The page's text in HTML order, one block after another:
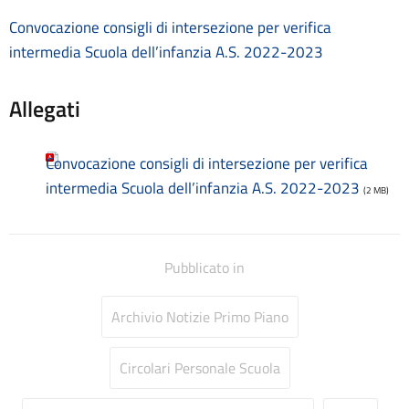
Contatti
Contrattazione collettiva
Cookie Policy (UE)
Corsi
Dirigente Scolastico
Dirigenza
Incarichi conferiti e autorizzati ai dipendenti
Convocazione consigli di intersezione per verifica
intermedia Scuola dell’infanzia A.S. 2022-2023
Allegati
Convocazione consigli di intersezione per verifica
intermedia Scuola dell’infanzia A.S. 2022-2023 (2 MB)
Pubblicato in
Archivio Notizie Primo Piano
Circolari Personale Scuola